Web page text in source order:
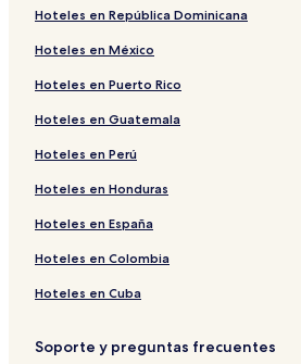
Hoteles 3 estrellas en Cajueiro
Hoteles 3 estrellas en São Pedro da
Hoteles cerca de Buziosnauta
Hoteles LGBTQIA cerca de Porto da
Hoteles con alberca en Ossos
Pousadas en Tartaruga
Hoteles con desayuno incluido en
Hoteles cerca de Lago Ferradura
Hoteles familiares en Brava
B&B en Búzios
Hoteles en República Dominicana
Hoteles en México
Hoteles en Puerto Rico
Hoteles en Guatemala
Hoteles en Perú
Hoteles en Honduras
Hoteles en España
Hoteles en Colombia
Hoteles en Cuba
Soporte y preguntas frecuentes